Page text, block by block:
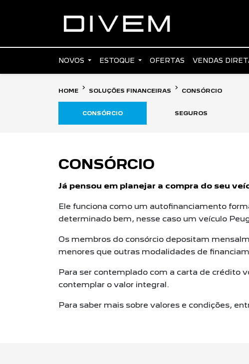
NOVOS ESTOQUE OFERTAS VENDAS
HOME SOLUÇÕES FINANCEIRAS CONSÓRCIO
CONSÓRCIO SEGUROS
CONSÓRCIO
Já pensou em planejar a compra do seu
Ele funciona como um autofinanciamento
determinado bem, nesse caso um veículo
Os membros do consórcio depositam
menores que outras modalidades de
Para ser contemplado com a carta de crédito
contemplar o valor integral.
Para saber mais sobre valores e condições,